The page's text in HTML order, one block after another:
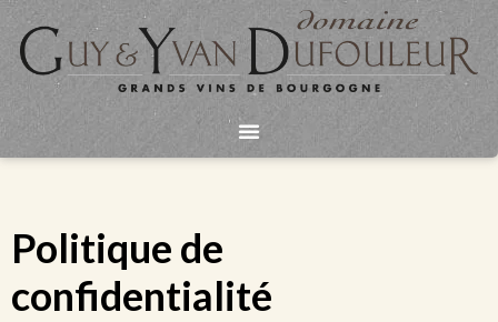
Aller
contenu
Politique de
confidentialité